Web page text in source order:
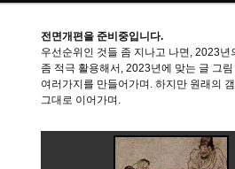
전면개편을 준비중입니다.
우선순위인 것들 좀 지나고 나면, 2023년
좀 적극 활용해서, 2023년에 맞는 글 그
여러가지를 만들어가며. 하지만 원래의
그대로 이어가며.